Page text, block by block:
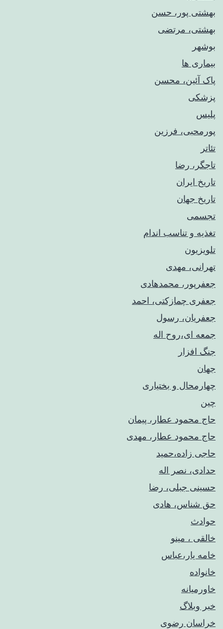
بهشتی پور، حسن
بهشتی، مرتضی
بوشهر
بیماری ها
پاک آئین، محسن
پزشکی
پلیس
پورمحبی، فرزین
تئاتر
تاجگر، رضا
تاریخ ایران
تاریخ جهان
تجسمی
تغذیه و تناسب اندام
تلویزیون
تهرانی، مهدی
جعفرپور، محمدهادی
جعفری چمازکتی، احمد
جعفریان، رسول
جمعه ای،روح اله
جنگ افزار
جهان
چهارمحال و بختیاری
چین
حاج محمود عطار، پیمان
حاج محمود عطار، مهدی
حاجی زاده،حمید
حدادی، نصر اله
حسینی جبلی، رضا
حق شناس، هادی
حوادث
خالقی ، مینو
خامه یار،عباس
خانواده
خاورمیانه
خبر وبلاگ
خراسان رضوی